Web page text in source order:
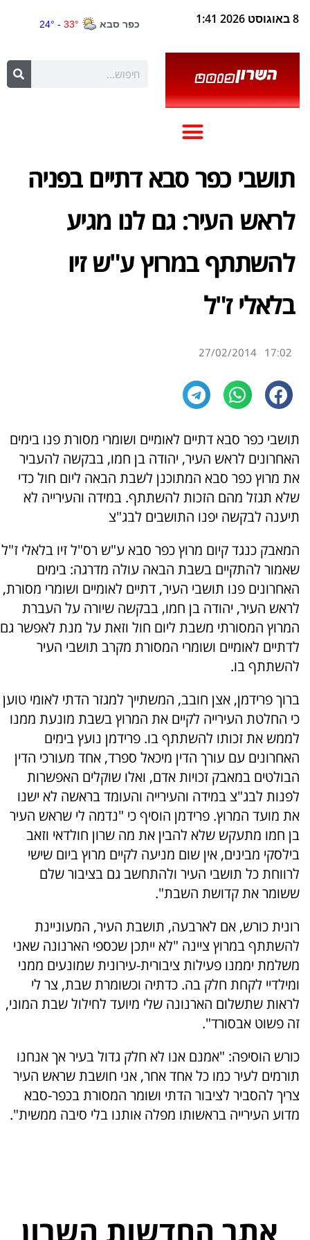
8 באוגוסט 2026 1:41
תושבי כפר סבא דתיים בפניה
לראש העיר: גם לנו מגיע
להשתתף במרוץ ע"ש זיו
בלאלי ז"ל
17:02
27/02/2014
תושבי כפר סבא דתיים לאומיים ושומרי מסורת פנו בימים
האחרונים לראש העיר, יהודה בן חמו, בבקשה להעביר
את מרוץ כפר סבא המתוכנן לשבת הבאה ליום חול כדי
שלא תגזל מהם הזכות להשתתף. במידה והעירייה לא
תיענה לבקשה יפנו התושבים לבג"צ
המאבק כנגד קיום מרוץ כפר סבא ע"ש רס"ל זיו בלאלי ז"ל
שאמור להתקיים בשבת הבאה עולה מדרגה: בימים
האחרונים פנו תושבי העיר, דתיים לאומיים ושומרי מסורת,
לראש העיר, יהודה בן חמו, בבקשה שיורה על העברת
המרוץ המסורתי משבת ליום חול וזאת על מנת לאפשר גם
לדתיים לאומיים ושומרי המסורת מקרב תושבי העיר
להשתתף בו.
ברוך פרידמן, אצן חובב, המשתייך למגזר הדתי לאומי טוען
כי החלטת העירייה לקיים את המרוץ בשבת מונעת ממנו
לממש את זכותו להשתתף בו. פרידמן נועץ בימים
האחרונים עם עורך הדין מיכאל ספרד, אחד מעורכי הדין
הבולטים במאבק זכויות אדם, ואלו שוקלים האפשרות
לפנות לבג"צ במידה והעירייה והעומד בראשה לא ישנו
את מועד המרוץ. פרידמן הוסיף כי "נדמה לי שראש העיר
בן חמו מתעקש שלא להבין את מה שרון חולדאי וזאב
בילסקי מבינים, אין שום מניעה לקיים מרוץ ביום שישי
לרווחת כל תושבי העיר ולהתחשב גם בציבור שלם
ששומר את קדושת השבת".
רונית כורש, אם לארבעה, תושבת העיר, המעוניינת
להשתתף במרוץ ציינה "לא ייתכן שכספי הארנונה שאני
משלמת יממנו פעילות ציבורית-עירונית שמונעים ממני
ומילדיי לקחת חלק בה. כדתיה וכשומרת שבת, צר לי
לראות שתשלום הארנונה שלי מיועד לחילול שבת המוני,
זה פשוט אבסורד".
כורש הוסיפה: "אמנם אנו לא חלק גדול בעיר אך אנחנו
תורמים לעיר כמו כל אחד אחר, אני חושבת שראש העיר
צריך להסביר לציבור הדתי ושומר המסורת בכפר-סבא
מדוע העירייה בראשותו מפלה אותנו בלי סיבה ממשית".
אתר החדשות השרון